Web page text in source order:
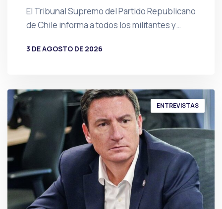
El Tribunal Supremo del Partido Republicano
de Chile informa a todos los militantes y…
3 DE AGOSTO DE 2026
ENTREVISTAS